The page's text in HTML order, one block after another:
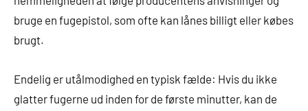
bruge en fugepistol, som ofte kan lånes billigt eller købes
brugt.
Endelig er utålmodighed en typisk fælde: Hvis du ikke
glatter fugerne ud inden for de første minutter, kan de